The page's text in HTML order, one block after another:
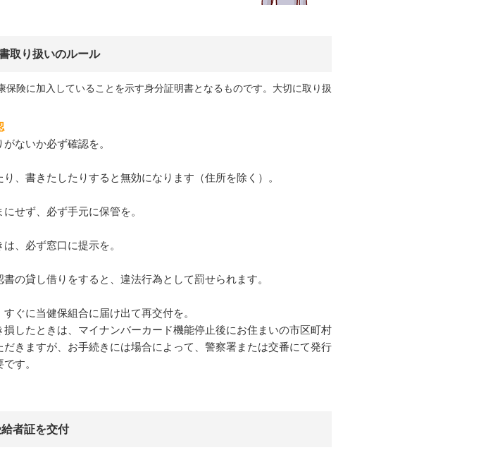
取り扱いのルール
保険に加入していることを示す身分証明書となるものです。大切に取り扱
ないか必ず確認を。
、書きたしたりすると無効になります（住所を除く）。
せず、必ず手元に保管を。
、必ず窓口に提示を。
の貸し借りをすると、違法行為として罰せられます。
ぐに当健保組合に届け出て再交付を。
したときは、マイナンバーカード機能停止後にお住まいの市区町村
きますが、お手続きには場合によって、警察署または交番にて発行
す。
者証を交付